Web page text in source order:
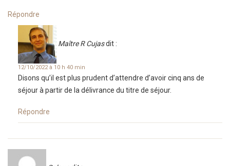
Répondre
Maître R Cujasdit :
12/10/2022 à 10 h 40 min
Disons qu’il est plus prudent d’attendre d’avoir cinq ans de
séjour à partir de la délivrance du titre de séjour.
Répondre